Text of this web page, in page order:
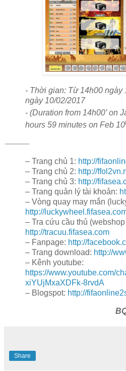
- Thời gian: Từ 14h00 ngày
ngày 10/02/2017
- (Duration from 14h00’ on
hours 59 minutes on Feb 10
———
– Trang chủ 1: http://
– Trang chủ 2: http://
– Trang chủ 3: http://
– Trang quản lý tài khoản:
– Vòng quay may mắn
http://
– Tra cứu cầu thủ
http://tracuu.fifasea.com
– Fanpage: http://
– Trang download: http://
– Kênh youtube:
https://www.youtube.com/
xiYUjMxaXDFk-8rvdA
– Blogspot: http://
Share